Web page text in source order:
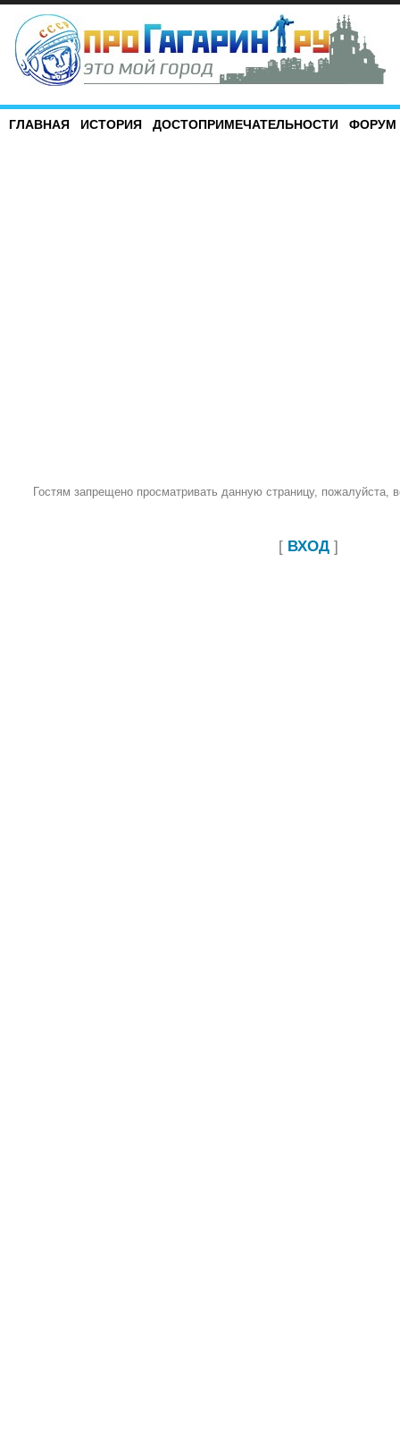
ГЛАВНАЯ ИСТОРИЯ ДОСТОПРИМЕЧАТЕЛЬНОСТИ ФОРУМ
Гостям запрещено просматривать данную страницу, пожалуйста,
[ ВХОД]